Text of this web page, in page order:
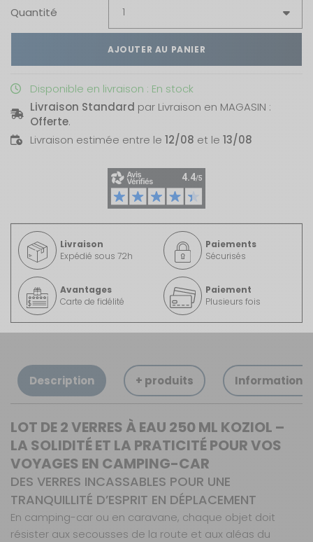
Quantité
AJOUTER AU PANIER
Disponible en livraison : En stock
Livraison Standard par Livraison en MAGASIN :
Offerte.
Livraison estimée entre le 12/08 et le 13/08
Livraison
Expédié sous 72h
Paiements
Sécurisés
Avantages
Carte de fidélité
Paiement
Plusieurs fois
Description + produits Informations
LOT DE 2 VERRES À EAU 250 ML KOZIOL –
LA SOLIDITÉ ET LA PRATICITÉ POUR VOS
VOYAGES EN CAMPING-CAR
DES VERRES INCASSABLES POUR UNE
TRANQUILLITÉ D’ESPRIT EN DÉPLACEMENT
En camping-car ou en caravane, chaque objet doit
résister aux secousses de la route et aux aléas du